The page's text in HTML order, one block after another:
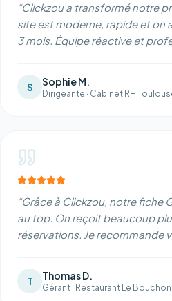
“Clickzou a transformé notre
site est moderne, rapide et on
3 mois. Équipe réactive et
S Sophie M.
Dirigeante · Cabinet RH
“Grâce à Clickzou, notre fiche
au top. On reçoit beaucoup
réservations. Je recommande
T Thomas D.
Gérant · Restaurant Le Bouchon